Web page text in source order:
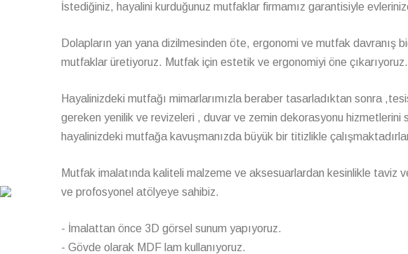
İstediğiniz, hayalini kurduğunuz mutfaklar firmamız garantisiyle
Dolapların yan yana dizilmesinden öte, ergonomi ve mutfak davranış
mutfaklar üretiyoruz. Mutfak için estetik ve ergonomiyi öne çıkarıyoruz.
Hayalinizdeki mutfağı mimarlarımızla beraber tasarladıktan sonra
gereken yenilik ve revizeleri , duvar ve zemin dekorasyonu hizmetlerini
hayalinizdeki mutfağa kavuşmanızda büyük bir titizlikle
Mutfak imalatında kaliteli malzeme ve aksesuarlardan kesinlikle taviz
ve profosyonel atölyeye sahibiz.
- İmalattan önce 3D görsel sunum yapıyoruz.
- Gövde olarak MDF lam kullanıyoruz.